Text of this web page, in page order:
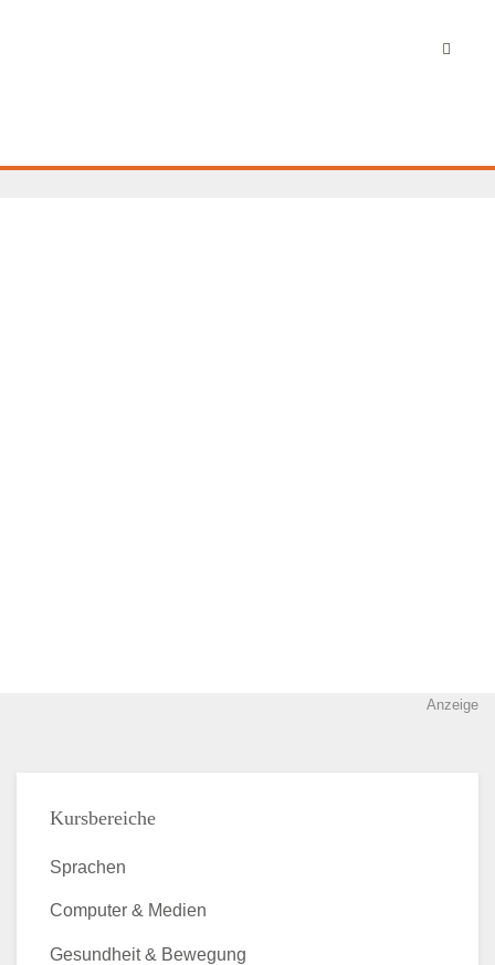
Anzeige
Kursbereiche
Sprachen
Computer & Medien
Gesundheit & Bewegung